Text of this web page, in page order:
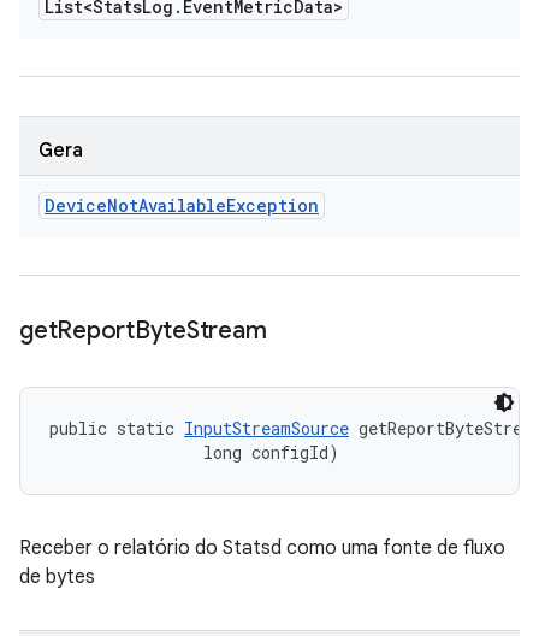
List<StatsLog . EventMetricData>
Gera
DeviceNotAvailableException
getReportByteStream
public static InputStreamSource
                long configId)
Receber o relatório do Statsd como uma fonte de fluxo
de bytes